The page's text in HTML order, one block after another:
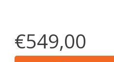
€549,00